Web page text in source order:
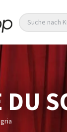
Suche nach
DU